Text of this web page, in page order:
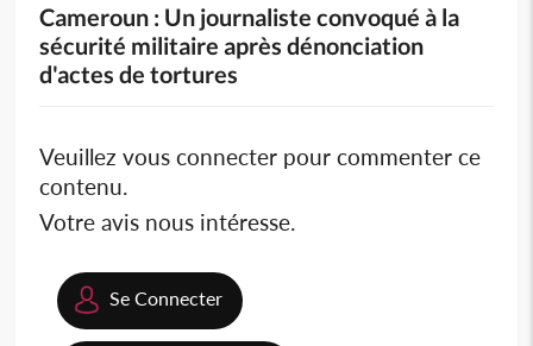
Cameroun : Un journaliste convoqué à la
sécurité militaire après dénonciation
d'actes de tortures
Veuillez vous connecter pour commenter ce
contenu.
Votre avis nous intéresse.
Se Connecter